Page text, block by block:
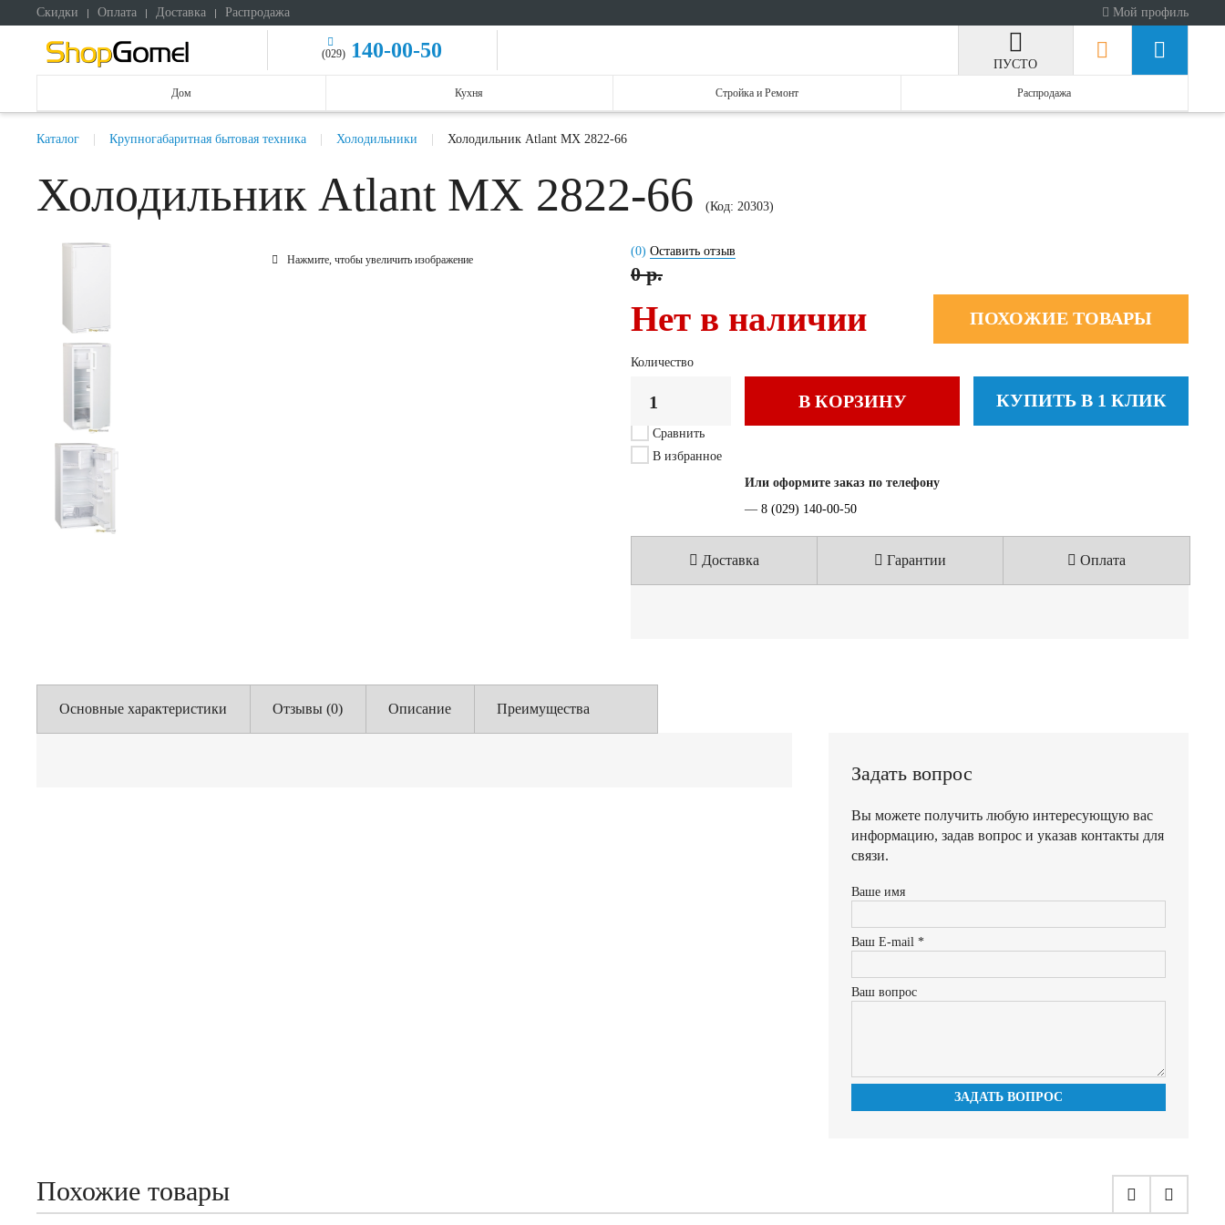
Скидки Оплата Доставка Распродажа Мой профиль
(029) 140-00-50
ПУСТО
Дом Кухня Стройка и Ремонт Распродажа
Каталог Крупногабаритная бытовая техника Холодильники Холодильник Atlant МХ 2822-66
Холодильник Atlant МХ 2822-66 (Код: 20303)
Нажмите, чтобы увеличить изображение
(0) Оставить отзыв
0 р.
Нет в наличии ПОХОЖИЕ ТОВАРЫ
Количество
В КОРЗИНУ КУПИТЬ В 1 КЛИК
Сравнить
В избранное
Или оформите заказ по телефону
— 8 (029) 140-00-50
Доставка Гарантии Оплата
Основные характеристики Отзывы (0) Описание Преимущества
Задать вопрос
Вы можете получить любую интересующую вас
информацию, задав вопрос и указав контакты для
связи.
Ваше имя
Ваш E-mail *
Ваш вопрос
ЗАДАТЬ ВОПРОС
Похожие товары